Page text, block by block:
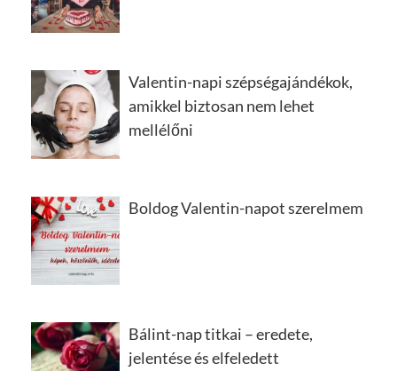
Valentin-napi szépségajándékok,
amikkel biztosan nem lehet
mellélőni
Boldog Valentin-napot szerelmem
Bálint-nap titkai – eredete,
jelentése és elfeledett